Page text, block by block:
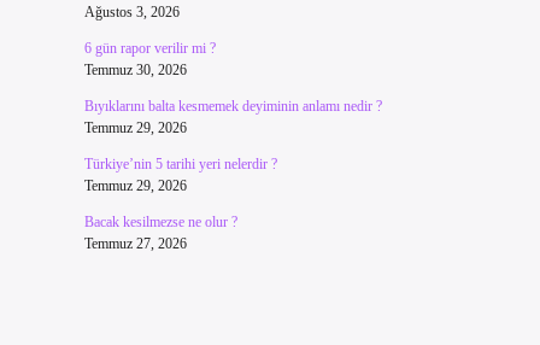
Ağustos 3, 2026
6 gün rapor verilir mi ?
Temmuz 30, 2026
Bıyıklarını balta kesmemek deyiminin anlamı nedir ?
Temmuz 29, 2026
Türkiye’nin 5 tarihi yeri nelerdir ?
Temmuz 29, 2026
Bacak kesilmezse ne olur ?
Temmuz 27, 2026